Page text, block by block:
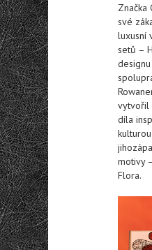
Značka
své
luxusní
setů –
vytvořil
díla
motivy
Flora.